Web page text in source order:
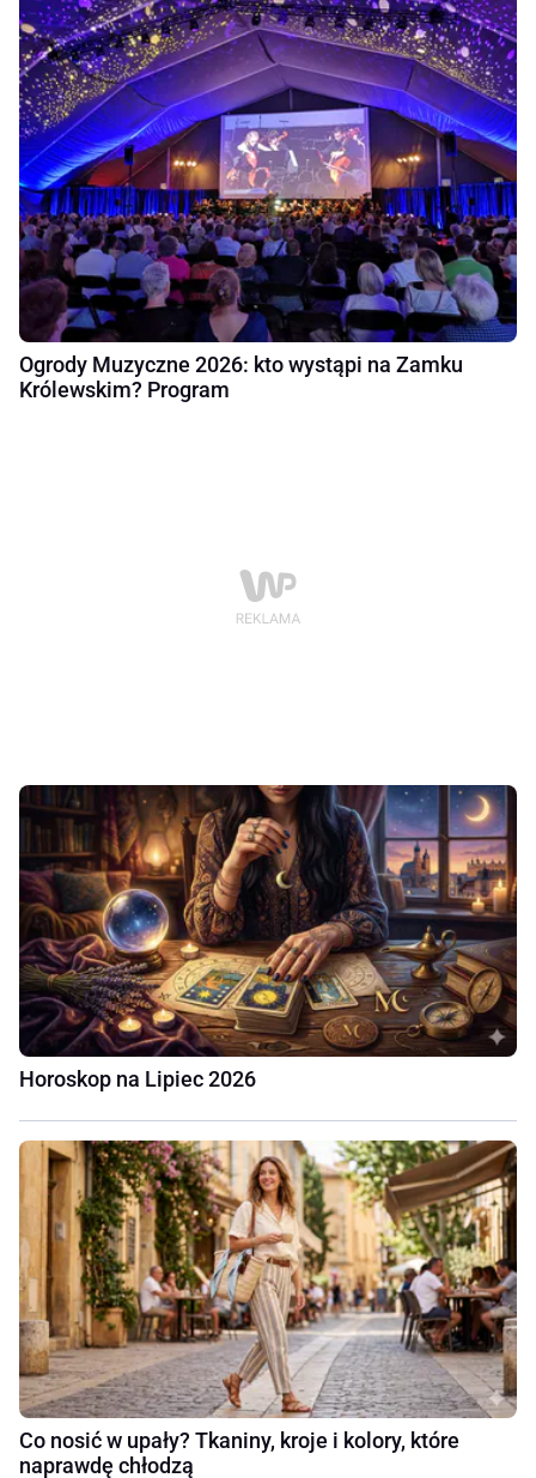
Ogrody Muzyczne 2026: kto wystąpi na Zamku
Królewskim? Program
Horoskop na Lipiec 2026
Co nosić w upały? Tkaniny, kroje i kolory, które
naprawdę chłodzą